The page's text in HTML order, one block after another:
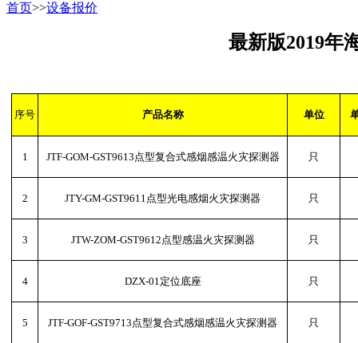
首页>>设备报价
最新版2019年
序号 产品名称 单位
1 JTF-GOM-GST9613点型复合式感烟感温火灾探测器 只
2 JTY-GM-GST9611点型光电感烟火灾探测器 只
3 JTW-ZOM-GST9612点型感温火灾探测器 只
4 DZX-01定位底座 只
5 JTF-GOF-GST9713点型复合式感烟感温火灾探测器 只